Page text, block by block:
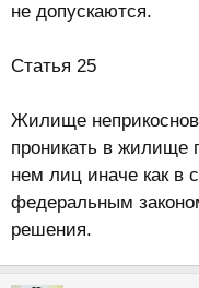
не допускаются.
Статья 25
Жилище
проникать в жилище
нем лиц иначе как в
федеральным
решения.